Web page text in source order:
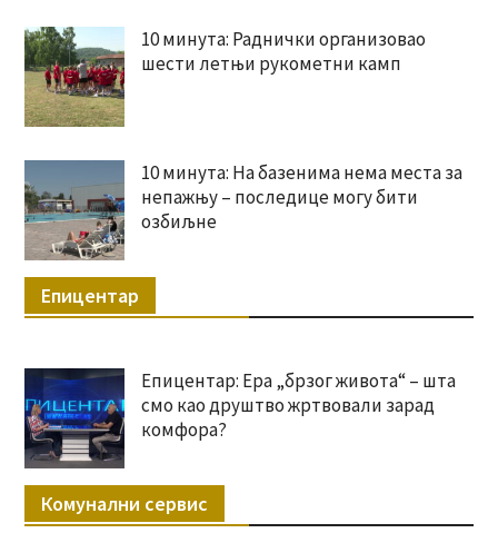
10 минута: Раднички организовао
шести летњи рукометни камп
10 минута: На базенима нема места за
непажњу – последице могу бити
озбиљне
Епицентар
Епицентар: Ера „брзог живота“ – шта
смо као друштво жртвовали зарад
комфора?
Комунални сервис